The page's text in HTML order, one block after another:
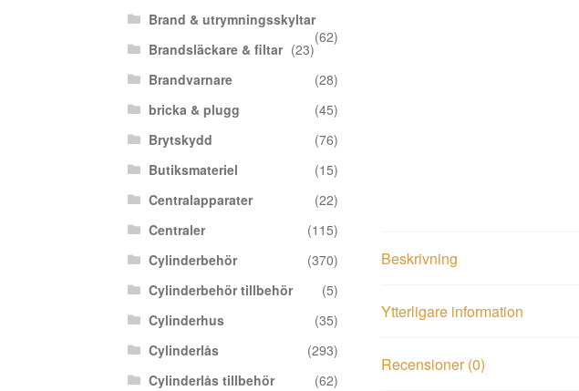
Beskrivning
Ytterligare information
Recensioner (0)
Brand & utrymningsskyltar
(62)
Brandsläckare & filtar (23)
Brandvarnare
(28)
bricka & plugg
(45)
Brytskydd
(76)
Butiksmateriel
(15)
Centralapparater
(22)
Centraler
(115)
Cylinderbehör
(370)
Cylinderbehör tillbehör
(5)
Cylinderhus
(35)
Cylinderlås
(293)
Cylinderlås tillbehör
(62)